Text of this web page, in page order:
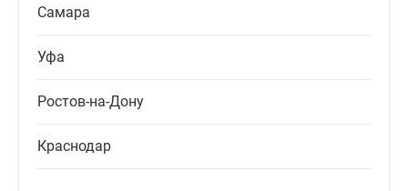
Самара
Уфа
Ростов-на-Дону
Краснодар